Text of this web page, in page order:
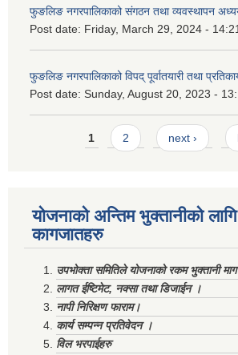
फुङलिङ नगरपालिकाको संगठन तथा व्यवस्थापन
Post date: Friday, March 29, 2024 -
फुङलिङ नगरपालिकाको विपद् पूर्वातयारी तथा
Post date: Sunday, August 20, 2023 -
Pages1 2 next ›
योजनाको अन्तिम भुक्तानीको
कागजातहरु
उपभोक्ता समितिले योजनाको रकम भुक्तानी
लागत ईष्टिमेट, नक्सा तथा डिजाईन ।
नापी निरिक्षण फाराम।
कार्य सम्पन्न प्रतिवेदन ।
विल भरपाईहरु